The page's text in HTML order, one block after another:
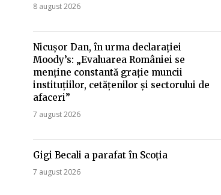
8 august 2026
Nicușor Dan, în urma declarației
Moody’s: „Evaluarea României se
menține constantă grație muncii
instituțiilor, cetățenilor și sectorului de
afaceri”
7 august 2026
Gigi Becali a parafat în Scoția
7 august 2026